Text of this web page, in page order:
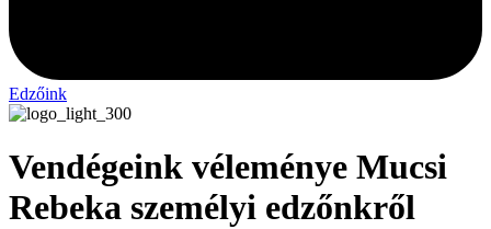
Edzőink
Vendégeink véleménye Mucsi
Rebeka személyi edzőnkről